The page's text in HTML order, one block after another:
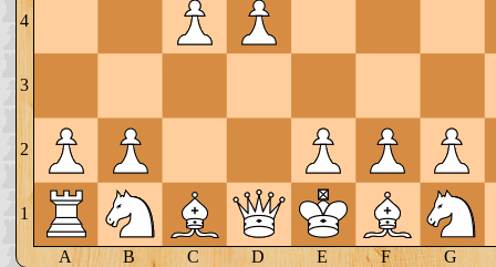
4
3
2
1
A B C D E F G